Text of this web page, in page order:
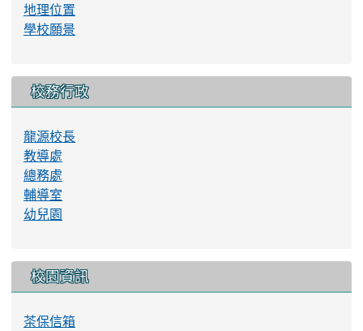
地理位置
學校願景
校務行政
龍源校長
教導處
總務處
輔導室
幼兒園
校園資訊
茶保信箱